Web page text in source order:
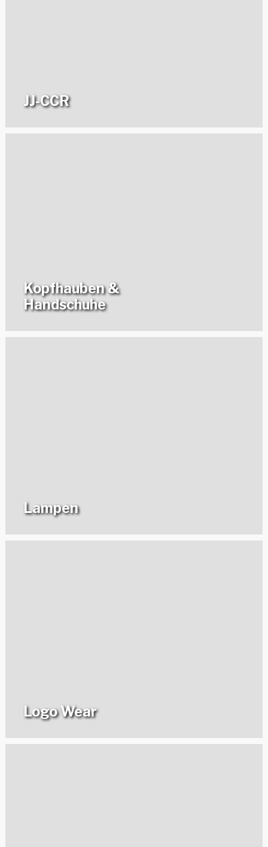
JJ-CCR
Kopfhauben &
Handschuhe
Lampen
Logo Wear